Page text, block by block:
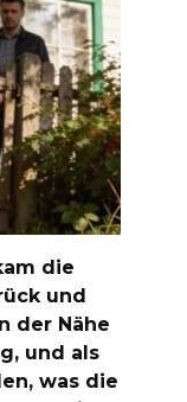
die
und
der Nähe
und als
was die